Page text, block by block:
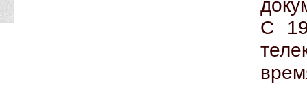
С